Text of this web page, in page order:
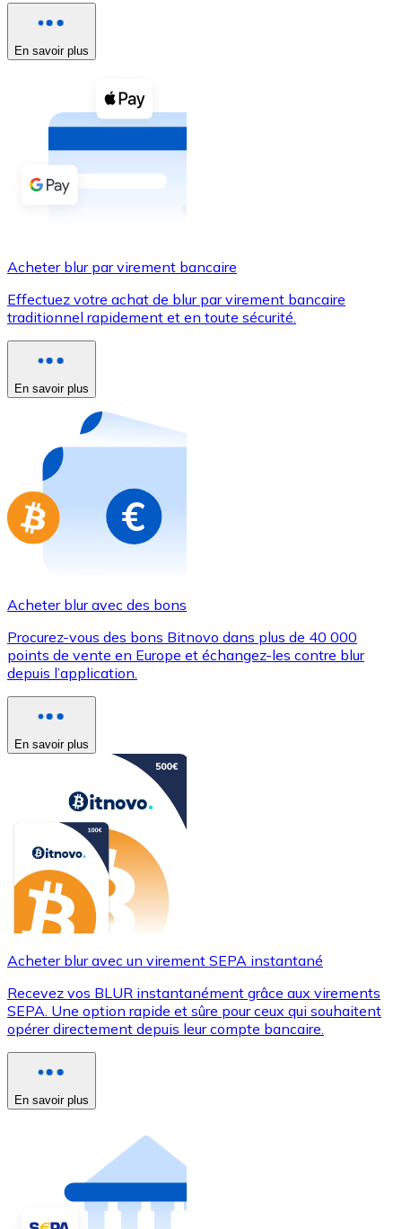
Voir toutes
Coupons crypto
Achetez des cryptomonnaies en espèces et d'autres
Acheter avec espèces
Virement SEPA
Utilisez les cartes Visa et Mastercard pour acheter
Acheter avec carte
Nouveau
Achetez des cartes-cadeaux de vos marques
Aller à la boutique de cartes-cadeaux
En savoir plus
Acheter blur par virement bancaire
Effectuez votre achat de blur par virement bancaire
traditionnel rapidement et en toute sécurité.
En savoir plus
Acheter blur avec des bons
Procurez-vous des bons Bitnovo dans plus de 40 000
points de vente en Europe et échangez-les contre blur
depuis l’application.
En savoir plus
Acheter blur avec un virement SEPA instantané
Recevez vos BLUR instantanément grâce aux virements
SEPA. Une option rapide et sûre pour ceux qui souhaitent
opérer directement depuis leur compte bancaire.
En savoir plus